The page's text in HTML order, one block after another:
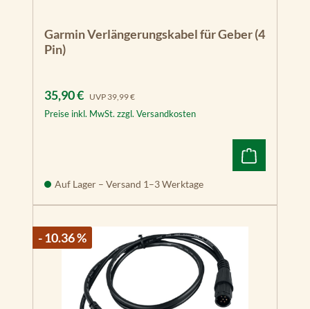
Garmin Verlängerungskabel für Geber (4
Pin)
Verkaufspreis:
35,90 € UVP 39,99 €
Preise inkl. MwSt. zzgl. Versandkosten
Auf Lager – Versand 1–3 Werktage
- 10.36 %